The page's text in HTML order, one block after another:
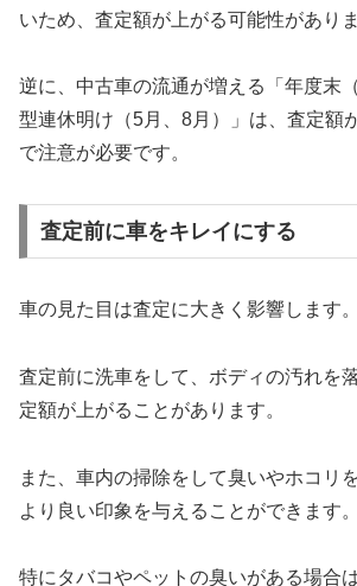
いため、査定額が上がる可能性がありま
逆に、中古車の流通が増える「年度末
型連休明け（5月、8月）」は、査定額
で注意が必要です。
査定前に車をキレイにする
車の見た目は査定に大きく影響します。
査定前に洗車をして、ボディの汚れを
定額が上がることがあります。
また、車内の掃除をして臭いやホコリ
より良い印象を与えることができます。
特にタバコやペットの臭いがある場合